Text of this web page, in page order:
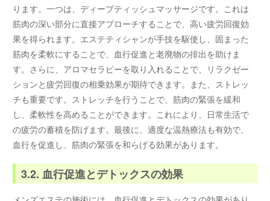
ります。一つは、ディープティッシュマッサージです。これは
筋肉の深い部分に直接アプローチすることで、高い疲労回復効
果を得られます。エステティシャンが手技を駆使し、固まった
筋肉を柔軟にすることで、血行促進と老廃物の排出を助けま
す。さらに、アロマセラピーを取り入れることで、リラクゼー
ションと疲労回復の相乗効果が期待できます。また、ストレッ
チも重要です。ストレッチを行うことで、筋肉の緊張を緩和
し、柔軟性を高めることができます。これにより、日常生活で
の疲労の蓄積を防げます。最後に、適度な温熱療法も有効で、
血行を促進し、筋肉の緊張を和らげる効果があります。
3.2. 血行促進とデトックスの効果